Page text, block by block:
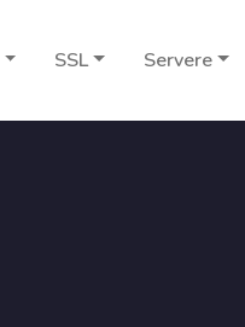
SSL Servere